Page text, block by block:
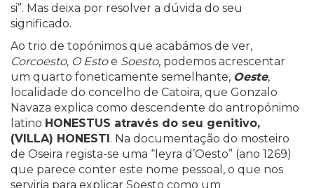
si”. Mas deixa por resolver a dúvida do seu
significado.
Ao trio de topónimos que acabámos de ver,
Corcoesto, O Estoe Soesto, podemos acrescentar
um quarto foneticamente semelhante, Oeste,
localidade do concelho de Catoira, que Gonzalo
Navaza explica como descendente do antropónimo
latino HONESTUS através do seu genitivo,
(VILLA) HONESTI. Na documentação do mosteiro
de Oseira regista-se uma “leyra d’Oesto” (ano 1269)
que parece conter este nome pessoal, o que nos
serviria para explicar Soesto como um